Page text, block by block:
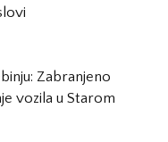
Zabranjeno
vozila u Starom